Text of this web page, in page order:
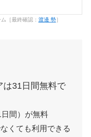
［最終確認： 渡邊 勢］
は31日間無料で
間）が無料
くても利用できる